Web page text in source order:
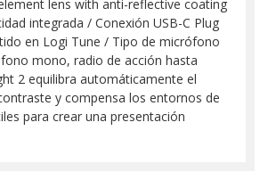
lens with anti-reflective coating
integrada / Conexión USB-C Plug
en Logi Tune / Tipo de micrófono
mono, radio de acción hasta
2 equilibra automáticamente el
y compensa los entornos de
para crear una presentación